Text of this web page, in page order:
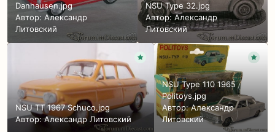
Danhausen.jpg
Автор: Александр
Литовский
NSU Type 32.jpg
Автор:Александр
Литовский
NSU TT 1967 Schuco.jpg
Автор:Александр Литовский
NSU Type 110 1965
Politoys.jpg
Автор:Александр
Литовский